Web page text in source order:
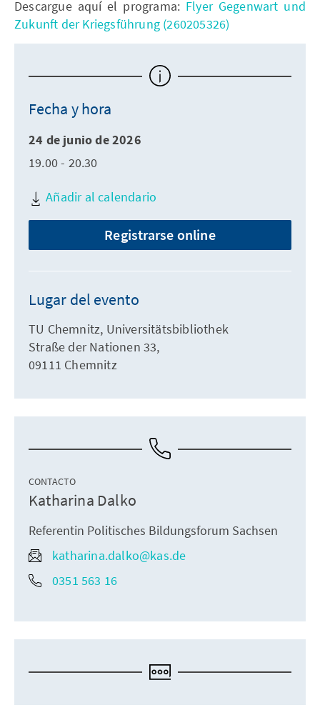
Descargue aquí el programa: Flyer Gegenwart und
Zukunft der Kriegsführung (260205326)
Fecha y hora
24 de junio de 2026
19.00 - 20.30
Añadir al calendario
Registrarse online
Lugar del evento
TU Chemnitz, Universitätsbibliothek
Straße der Nationen 33,
09111 Chemnitz
CONTACTO
Katharina Dalko
Referentin Politisches Bildungsforum Sachsen
katharina.dalko@kas.de
0351 563 16